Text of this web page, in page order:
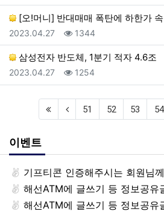
[오!머니] 반대매매 폭탄에 하한가
등록일
2023.04.27 조회
1344
삼성전자 반도체, 1분기 적자 4.6조
등록일
2023.04.27 조회
1254
51 52 53 54
이벤트
기프티콘 인증해주시는 회원님께 추가
해선ATM에 글쓰기 등 정보공유글 남기고
해선ATM에 글쓰기 등 정보공유글 남기고